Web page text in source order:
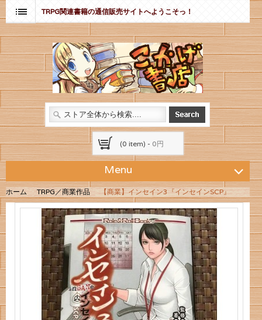
TRPG関連書籍の通信販売サイトへようこそっ！
(0 item) - 0円
Menu
ホーム TRPG／商業作品 【商業】インセイン3『インセインSCP』